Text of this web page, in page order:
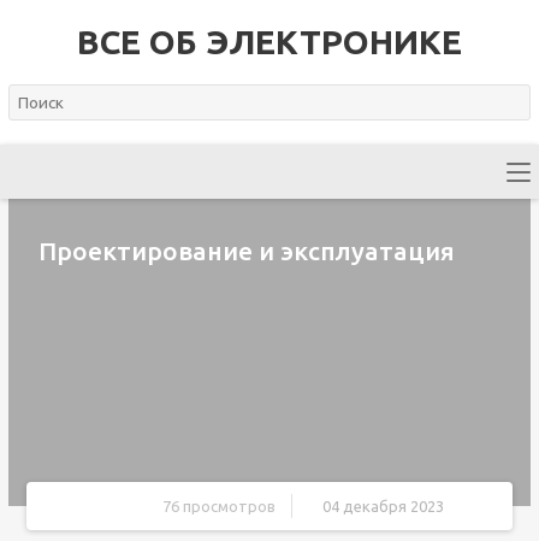
ВСЕ ОБ ЭЛЕКТРОНИКЕ
Проектирование и эксплуатация
76 просмотров 04 декабря 2023